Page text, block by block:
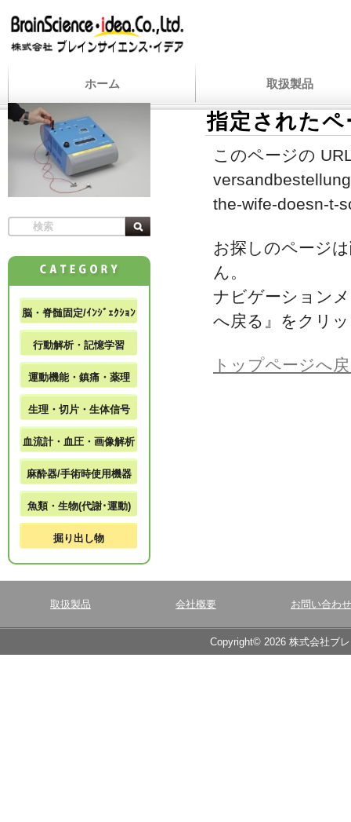
ホーム 取扱製品
指定された
このページの
the-wife-doesn-t-
お探しのページ
ん。
ナビゲーション
へ戻る』をクリ
トップページへ
脳・脊髄固定/ｲﾝｼﾞｪｸｼｮﾝ
行動解析・記憶学習
運動機能・鎮痛・薬理
生理・切片・生体信号
血流計・血圧・画像解析
麻酔器/手術時使用機器
魚類・生物(代謝･運動)
掘り出し物
取扱製品 会社概要 お問い合わせ
Copyright© 2026 株式会社ブ